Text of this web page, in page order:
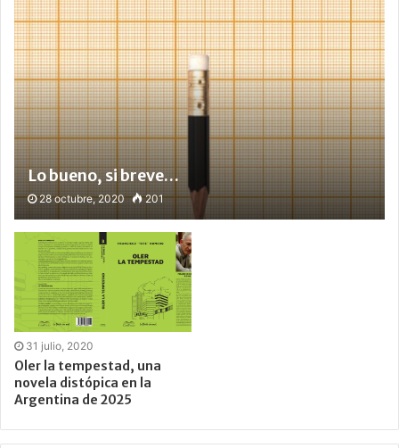
Lo bueno, si breve…
28 octubre, 2020 201
31 julio, 2020
Oler la tempestad, una
novela distópica en la
Argentina de 2025